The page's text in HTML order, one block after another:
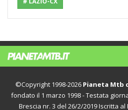
©Copyright 1998-2026 Pianeta Mtb
fondato il 1 marzo 1998 - Testata
Brescia nr. 3 del 26/2/2019 Iscritta al